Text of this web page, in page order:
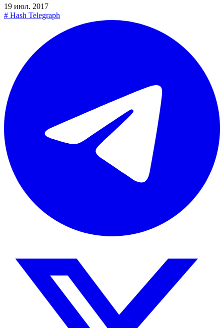
19 июл. 2017
# Hash Telegraph